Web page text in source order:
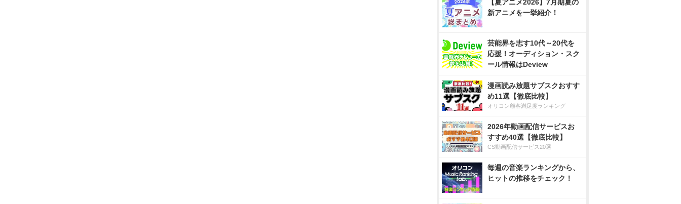
【夏アニメ2026】7月期夏の
新アニメを一挙紹介！
芸能界を志す10代～20代を
応援！オーディション・スク
ール情報はDeview
漫画読み放題サブスクおすす
め11選【徹底比較】
オリコン顧客満足度ランキング
2026年動画配信サービスお
すすめ40選【徹底比較】
CS動画配信サービス20選
毎週の音楽ランキングから、
ヒットの推移をチェック！